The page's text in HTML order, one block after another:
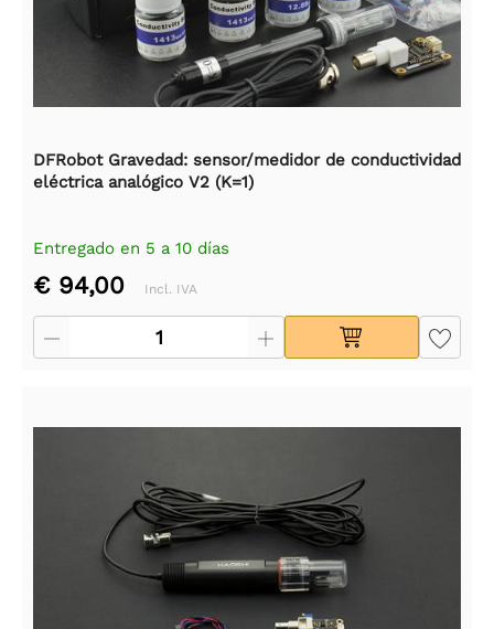
DFRobot Gravedad: sensor/medidor de conductividad
eléctrica analógico V2 (K=1)
Entregado en 5 a 10 días
€ 94,00 Incl. IVA